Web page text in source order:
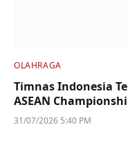
OLAHRAGA
Timnas Indonesia
ASEAN
31/07/2026 5:40 PM